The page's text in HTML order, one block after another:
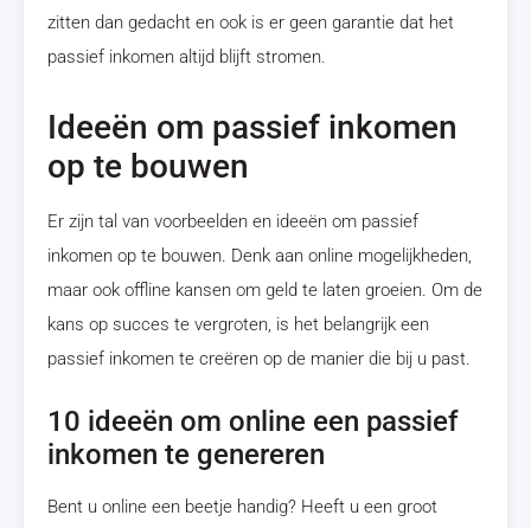
zitten dan gedacht en ook is er geen garantie dat het
passief inkomen altijd blijft stromen.
Ideeën om passief inkomen
op te bouwen
Er zijn tal van voorbeelden en ideeën om passief
inkomen op te bouwen. Denk aan online mogelijkheden,
maar ook offline kansen om geld te laten groeien. Om de
kans op succes te vergroten, is het belangrijk een
passief inkomen te creëren op de manier die bij u past.
10 ideeën om online een passief
inkomen te genereren
Bent u online een beetje handig? Heeft u een groot